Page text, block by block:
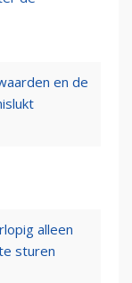
en de
alleen
sturen